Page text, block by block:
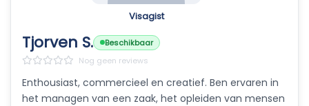
Visagist
Tjorven S.
Beschikbaar
Nog geen reviews
Enthousiast, commercieel en creatief. Ben ervaren in
het managen van een zaak, het opleiden van mensen